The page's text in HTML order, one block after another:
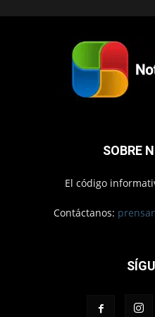
SOBRE
El código
Contáctanos: